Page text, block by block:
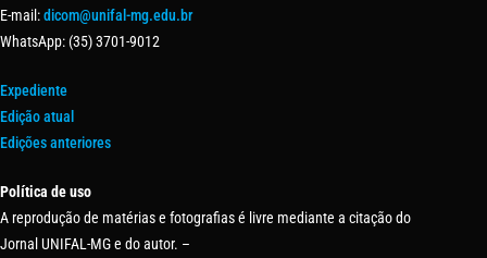
E-mail:dicom@unifal-mg.edu.br
WhatsApp: (35) 3701-9012
Expediente
Edição atual
Edições anteriores
Política de uso
A reprodução de matérias e fotografias é livre mediante a citação do
Jornal UNIFAL-MG e do autor. –